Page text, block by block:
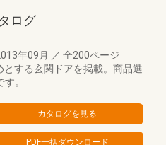
ログ
年09月 ／ 全200ページ
する玄関ドアを掲載。商品選
。